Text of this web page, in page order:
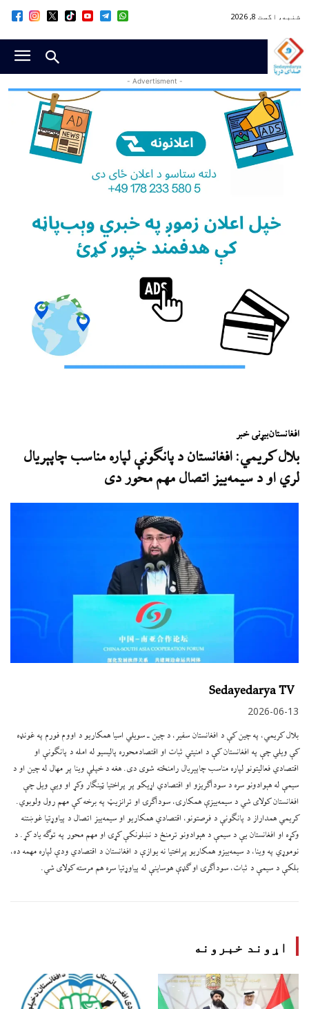
شنبه, اگست 8, 2026
- Advertisment -
افغانستانبیړنی خبر
بلال کریمي: افغانستان د پانګونې لپاره مناسب چاپېریال
لري او د سیمه‌ییز اتصال مهم محور دی
Sedayedarya TV
2026-06-13
بلال کریمي، په چین کې د افغانستان سفیر، د چین ـ سویلي اسیا همکاریو د اووم فورم په غونډه
کې ویلي چې په افغانستان کې د امنیتي ثبات او اقتصادمحوره پالیسیو له امله د پانګونې او
اقتصادي فعالیتونو لپاره مناسب چاپېریال رامنځته شوی دی. هغه د خپلې وینا پر مهال له چین او د
سیمې له هېوادونو سره د سوداګریزو او اقتصادي اړیکو پر پراختیا ټینګار وکړ او ویې ویل چې
افغانستان کولای شي د سیمه‌ییزې همکارۍ، سوداګرۍ او ترانزیټ په برخه کې مهم رول ولوبوي.
کریمي همداراز د پانګونې د فرصتونو، اقتصادي همکاریو او سیمه‌ییز اتصال د پیاوړتیا غوښتنه
وکړه او افغانستان یې د سیمې د هېوادونو ترمنځ د نښلونکې کړۍ او مهم محور په توګه یاد کړ. د
نوموړي په وینا، د سیمه‌ییزو همکاریو پراختیا نه یوازې د افغانستان د اقتصادي ودې لپاره مهمه ده،
بلکې د سیمې د ثبات، سوداګرۍ او ګډې هوساینې له پیاوړتیا سره هم مرسته کولای شي.
اړوند خبرونه